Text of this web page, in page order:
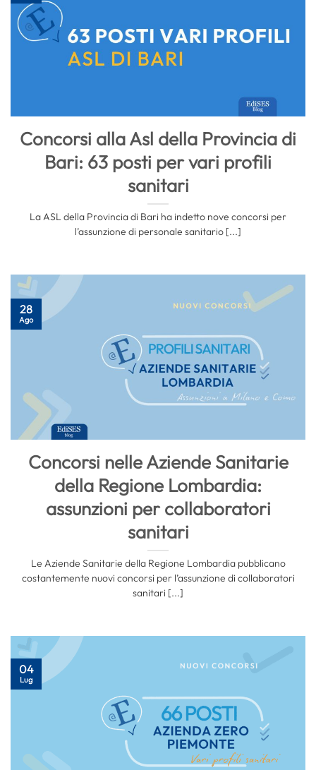
Concorsi alla Asl della Provincia di
Bari: 63 posti per vari profili
sanitari
La ASL della Provincia di Bari ha indetto nove concorsi per
l’assunzione di personale sanitario [...]
Concorsi nelle Aziende Sanitarie
della Regione Lombardia:
assunzioni per collaboratori
sanitari
Le Aziende Sanitarie della Regione Lombardia pubblicano
costantemente nuovi concorsi per l’assunzione di collaboratori
sanitari [...]
28
Ago
04
Lug